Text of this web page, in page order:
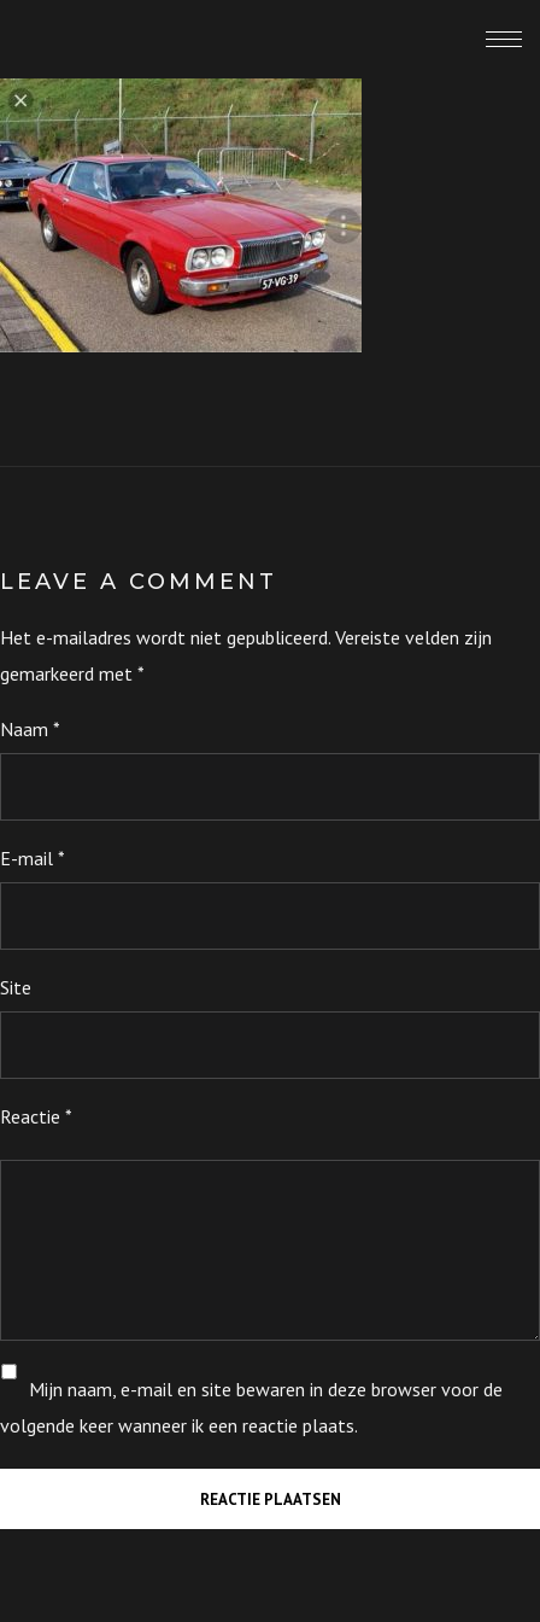
LEAVE A COMMENT
Het e-mailadres wordt niet gepubliceerd. Vereiste velden zijn
gemarkeerd met *
Naam *
E-mail *
Site
Reactie *
Mijn naam, e-mail en site bewaren in deze browser voor de
volgende keer wanneer ik een reactie plaats.